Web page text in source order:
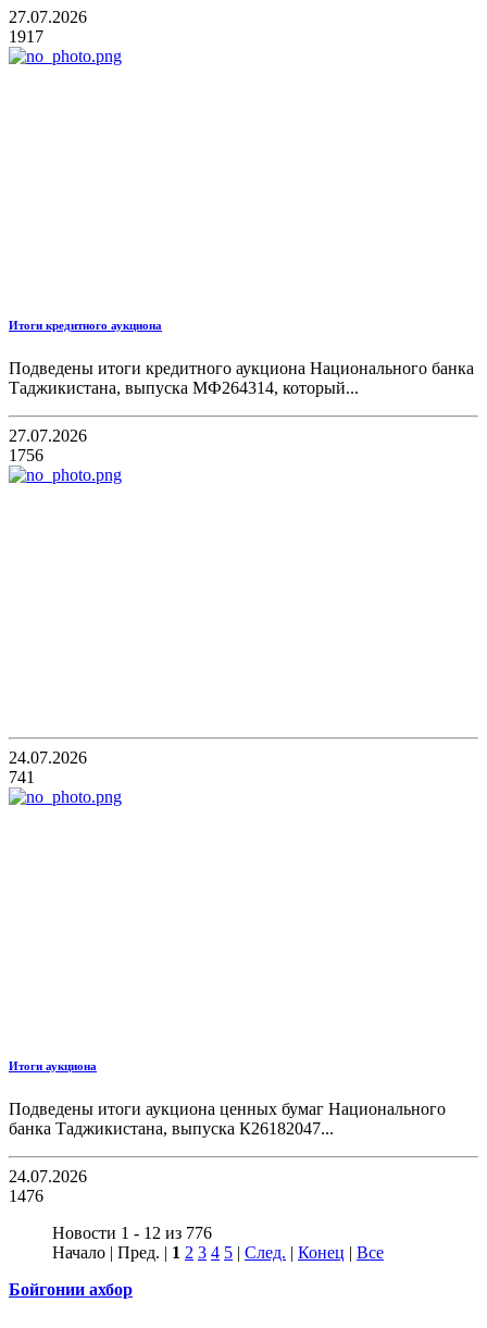
27.07.2026
1917
Итоги кредитного аукциона
Подведены итоги кредитного аукциона Национального банка
Таджикистана, выпуска МФ264314, который...
27.07.2026
1756
24.07.2026
741
Итоги аукциона
Подведены итоги аукциона ценных бумаг Национального
банка Таджикистана, выпуска К26182047...
24.07.2026
1476
Новости 1 - 12 из 776
Начало | Пред. | 1 2 3 4 5 | След. | Конец | Все
Бойгонии ахбор